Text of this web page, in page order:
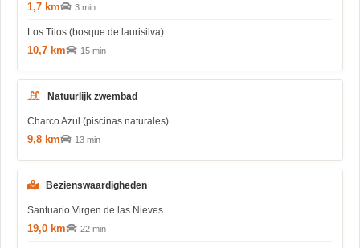
1,7 km 3 min
Los Tilos (bosque de laurisilva)
10,7 km 15 min
Natuurlijk zwembad
Charco Azul (piscinas naturales)
9,8 km 13 min
Bezienswaardigheden
Santuario Virgen de las Nieves
19,0 km 22 min